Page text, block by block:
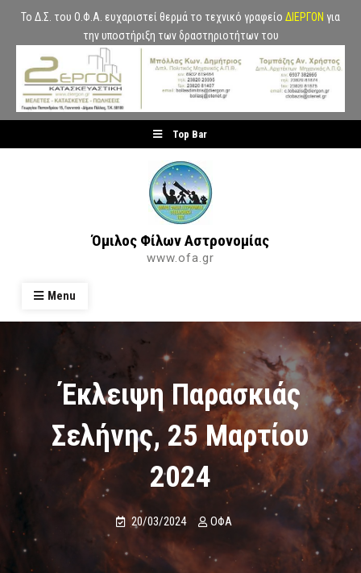
Το Δ.Σ. του Ο.Φ.Α. ευχαριστεί θερμά το τεχνικό γραφείο ΔΙΕΡΓΟΝ για
την υποστήριξη των δραστηριοτήτων του
to
Top Bar
Όμιλος Φίλων Αστρονομίας
www.ofa.gr
Menu
Έκλειψη Παρασκιάς
Σελήνης, 25 Μαρτίου
2024
20/03/2024 ΟΦΑ